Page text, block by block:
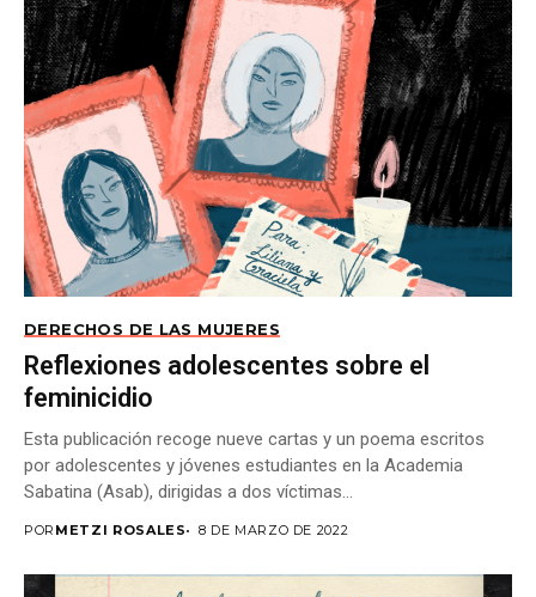
DERECHOS DE LAS MUJERES
Reflexiones adolescentes sobre el
feminicidio
Esta publicación recoge nueve cartas y un poema escritos
por adolescentes y jóvenes estudiantes en la Academia
Sabatina (Asab), dirigidas a dos víctimas...
POR METZI ROSALES 8 DE MARZO DE 2022